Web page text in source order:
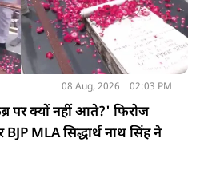
08 Aug, 2026 02:03 PM
पर क्यों नहीं आते?' फिरोज
BJP MLA सिद्धार्थ नाथ सिंह ने